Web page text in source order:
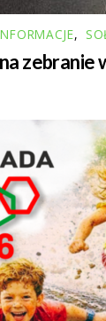
,
zebranie